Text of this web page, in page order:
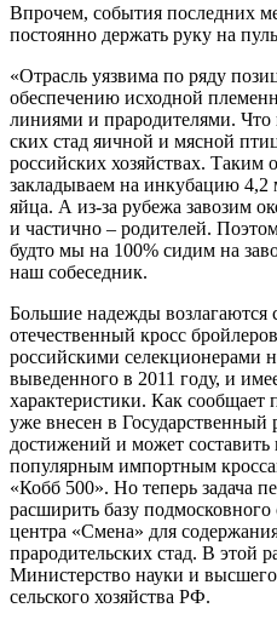
Впрочем, события последних
постоянно держать руку на
«Отрасль уязвима по ряду
обеспечению исходной
линиями и прародителями. Что
ских стад яичной и мясной
российских хозяйствах.
закладываем на инку­бацию
яйца. А из-за рубежа завозим
и частич­но – родителей.
будто мы на 100% сидим на
наш собеседник.
Большие надежды возлагают­ся
отечественный кросс
российскими селекционерами
выведенного в 2011 году, и
характеристики. Как сообщает
уже вне­сен в Государственный
достижений и может
популярным им­портным
«Кобб 500». Но теперь задача
расширить базу подмосковного
центра «Смена» для
прародительских стад. В этой
Министерство науки и
сельского хозяйства РФ.